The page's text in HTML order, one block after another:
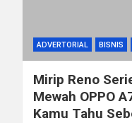
ADVERTORIAL BISNIS
Mirip Reno
Mewah OPPO
Kamu Tahu